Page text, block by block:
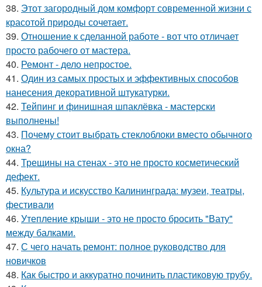
38. Этот загородный дом комфорт современной жизни с
красотой природы сочетает.
39. Отношение к сделанной работе - вот что отличает
просто рабочего от мастера.
40. Ремонт - дело непростое.
41. Один из самых простых и эффективных способов
нанесения декоративной штукатурки.
42. Тейпинг и финишная шпаклёвка - мастерски
выполнены!
43. Почему стоит выбрать стеклоблоки вместо обычного
окна?
44. Трещины на стенах - это не просто косметический
дефект.
45. Культура и искусство Калининграда: музеи, театры,
фестивали
46. Утепление крыши - это не просто бросить "Вату"
между балками.
47. С чего начать ремонт: полное руководство для
новичков
48. Как быстро и аккуратно починить пластиковую трубу.